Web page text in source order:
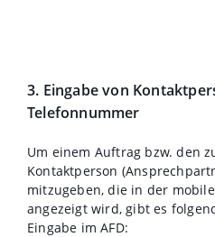
3. Eingabe von
Telefonnummer
Um einem Auftrag bzw. den
Kontaktperson
mitzugeben, die in der
angezeigt wird, gibt es
Eingabe im AFD: